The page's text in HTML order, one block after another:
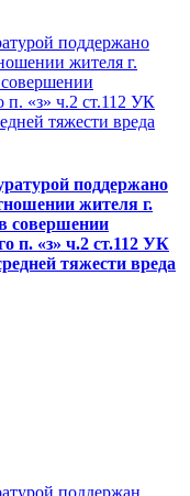
поддержано
жителя г.
п. «з» ч.2 ст.112 УК
тяжести вреда
поддержано
жителя г.
совершении
п. «з» ч.2 ст.112 УК
тяжести вреда
поддержан